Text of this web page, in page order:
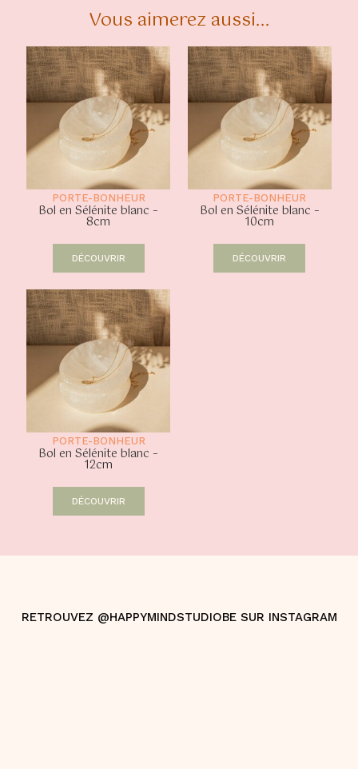
Vous aimerez aussi...
PORTE-BONHEUR
Bol en Sélénite blanc –
8cm
DÉCOUVRIR
PORTE-BONHEUR
Bol en Sélénite blanc –
10cm
DÉCOUVRIR
PORTE-BONHEUR
Bol en Sélénite blanc –
12cm
DÉCOUVRIR
RETROUVEZ @HAPPYMINDSTUDIOBE SUR INSTAGRAM